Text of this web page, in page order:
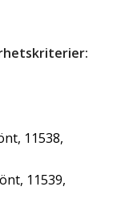
11538,
11539,